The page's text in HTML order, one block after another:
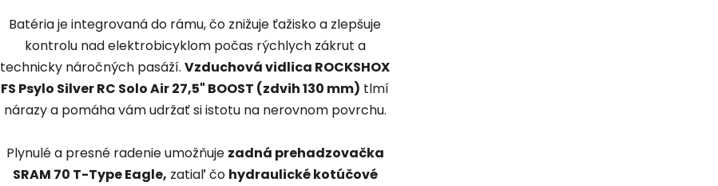
Batéria je integrovaná do rámu, čo znižuje ťažisko a zlepšuje
kontrolu nad elektrobicyklom počas rýchlych zákrut a
technicky náročných pasáží. Vzduchová vidlica ROCKSHOX
FS Psylo Silver RC Solo Air 27,5" BOOST (zdvih 130 mm) tlmí
nárazy a pomáha vám udržať si istotu na nerovnom povrchu.
Plynulé a presné radenie umožňuje zadná prehadzovačka
SRAM 70 T-Type Eagle, zatiaľ čo hydraulické kotúčové